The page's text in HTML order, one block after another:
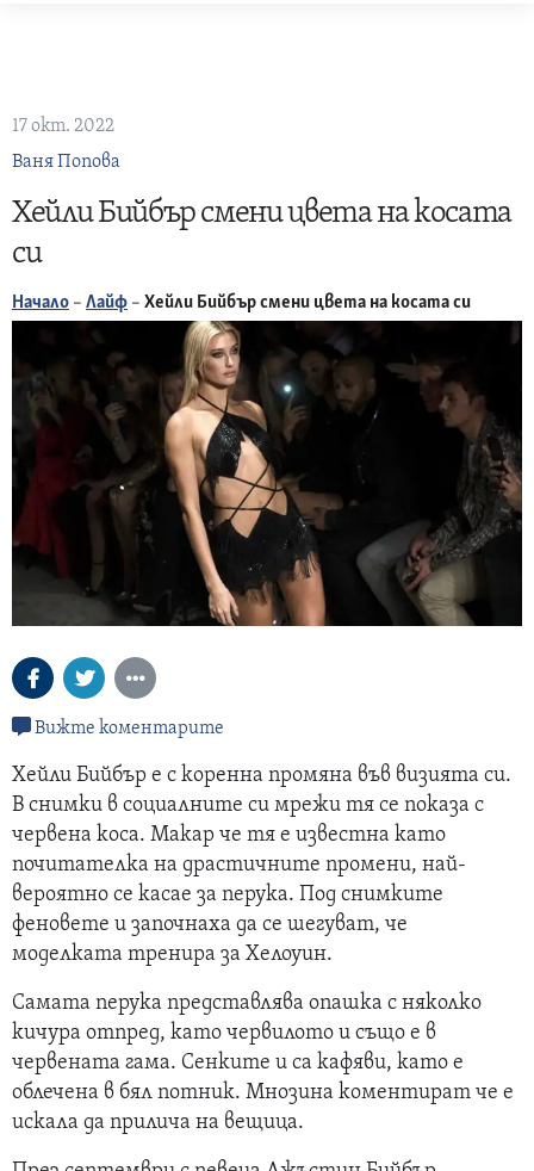
17 окт. 2022
Ваня Попова
Хейли Бийбър смени цвета на косата
си
Начало – Лайф – Хейли Бийбър смени цвета на косата си
Вижте коментарите
Хейли Бийбър е с коренна промяна във визията си.
В снимки в социалните си мрежи тя се показа с
червена коса. Макар че тя е известна като
почитателка на драстичните промени, най-
вероятно се касае за перука. Под снимките
феновете и започнаха да се шегуват, че
моделката тренира за Хелоуин.
Самата перука представлява опашка с няколко
кичура отпред, като червилото и също е в
червената гама. Сенките и са кафяви, като е
облечена в бял потник. Мнозина коментират че е
искала да прилича на вещица.